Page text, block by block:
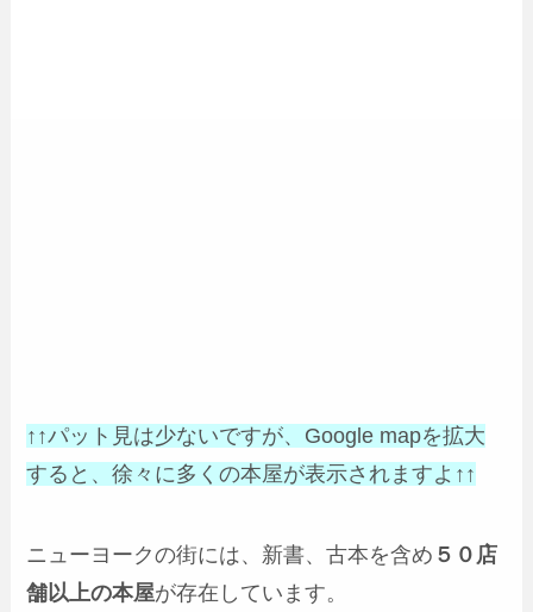
↑↑パット見は少ないですが、Google mapを拡大
すると、徐々に多くの本屋が表示されますよ↑↑
ニューヨークの街には、新書、古本を含め ５０店
舗以上の本屋が存在しています。